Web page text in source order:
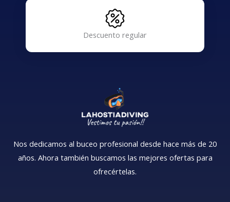
Descuento regular
Nos dedicamos al buceo profesional desde hace más de 20
años. Ahora también buscamos las mejores ofertas para
ofrecértelas.